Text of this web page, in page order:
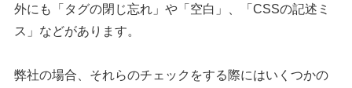
外にも「タグの閉じ忘れ」や「空白」、「CSSの記述ミ
ス」などがあります。
弊社の場合、それらのチェックをする際にはいくつかの